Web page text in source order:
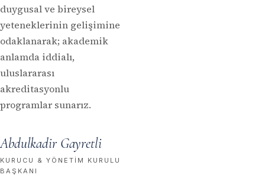
duygusal ve bireysel
yeteneklerinin gelişimine
odaklanarak; akademik
anlamda iddialı,
uluslararası
akreditasyonlu
programlar sunarız.
Abdulkadir Gayretli
KURUCU & YÖNETIM KURULU
BAŞKANI